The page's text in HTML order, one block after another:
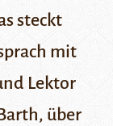
steckt
mit
Lektor
über